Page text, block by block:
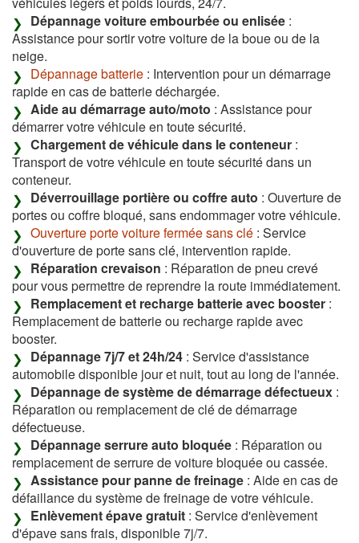
Dépannage voiture embourbée ou enlisée :
Assistance pour sortir votre voiture de la boue ou de la
neige.
Dépannage batterie : Intervention pour un démarrage
rapide en cas de batterie déchargée.
Aide au démarrage auto/moto : Assistance pour
démarrer votre véhicule en toute sécurité.
Chargement de véhicule dans le conteneur :
Transport de votre véhicule en toute sécurité dans un
conteneur.
Déverrouillage portière ou coffre auto : Ouverture de
portes ou coffre bloqué, sans endommager votre véhicule.
Ouverture porte voiture fermée sans clé : Service
d'ouverture de porte sans clé, intervention rapide.
Réparation crevaison : Réparation de pneu crevé
pour vous permettre de reprendre la route immédiatement.
Remplacement et recharge batterie avec booster :
Remplacement de batterie ou recharge rapide avec
booster.
Dépannage 7j/7 et 24h/24 : Service d'assistance
automobile disponible jour et nuit, tout au long de l'année.
Dépannage de système de démarrage défectueux :
Réparation ou remplacement de clé de démarrage
défectueuse.
Dépannage serrure auto bloquée : Réparation ou
remplacement de serrure de voiture bloquée ou cassée.
Assistance pour panne de freinage : Aide en cas de
défaillance du système de freinage de votre véhicule.
Enlèvement épave gratuit : Service d'enlèvement
d'épave sans frais, disponible 7j/7.